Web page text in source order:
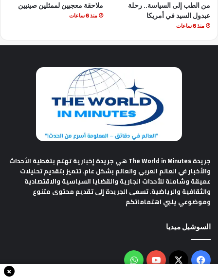
من الطب إلى السياسة.. رحلة
عبدول السيد في أمريكا
منذ 6 ساعات
ملاحقة معجبين لممثلين صينيين
منذ 6 ساعات
جريدة The World in Minutes
هي جريدة إخبارية تهتم بتغطية الأحداث
والأخبار في العالم العربي والعالم بشكل عام. تتميز بتقديم تحليلات
عميقة وشاملة للأحداث الجارية والقضايا السياسية والاقتصادية
والثقافية والرياضية. تسعى الجريدة إلى تقديم محتوى متنوع
وموضوعي يلبي اهتماماتكم
السوشيل ميديا
فيسبوك
‫X
‫YouTubeواتساب
×